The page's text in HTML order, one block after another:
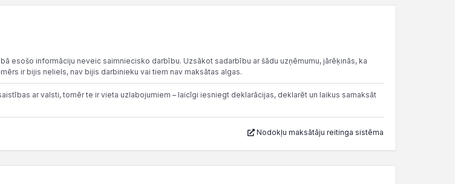
esošo informāciju neveic saimniecisko darbību. Uzsākot sadarbību ar šādu uzņēmumu, jārēķinās, ka
ir bijis neliels, nav bijis darbinieku vai tiem nav maksātas algas.
ar valsti, tomēr te ir vieta uzlabojumiem – laicīgi iesniegt deklarācijas, deklarēt un laikus samaksāt
Nodokļu maksātāju reitinga sistēma